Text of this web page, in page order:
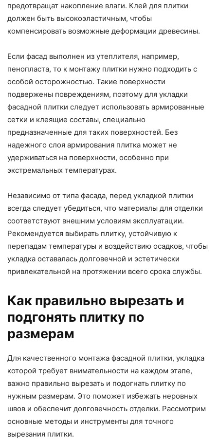
предотвращат накопление влаги. Клей для плитки
должен быть высокоэластичным, чтобы
компенсировать возможные деформации древесины.
Если фасад выполнен из утеплителя, например,
пенопласта, то к монтажу плитки нужно подходить с
особой осторожностью. Такие поверхности
подвержены повреждениям, поэтому для укладки
фасадной плитки следует использовать армированные
сетки и клеящие составы, специально
предназначенные для таких поверхностей. Без
надежного слоя армирования плитка может не
удерживаться на поверхности, особенно при
экстремальных температурах.
Независимо от типа фасада, перед укладкой плитки
всегда следует убедиться, что материалы для отделки
соответствуют внешним условиям эксплуатации.
Рекомендуется выбирать плитку, устойчивую к
перепадам температуры и воздействию осадков, чтобы
укладка оставалась долговечной и эстетически
привлекательной на протяжении всего срока службы.
Как правильно вырезать и
подгонять плитку по
размерам
Для качественного монтажа фасадной плитки, укладка
которой требует внимательности на каждом этапе,
важно правильно вырезать и подогнать плитку по
нужным размерам. Это поможет избежать неровных
швов и обеспечит долговечность отделки. Рассмотрим
основные методы и инструменты для точного
вырезания плитки.